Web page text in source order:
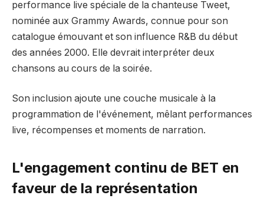
performance live spéciale de la chanteuse Tweet,
nominée aux Grammy Awards, connue pour son
catalogue émouvant et son influence R&B du début
des années 2000. Elle devrait interpréter deux
chansons au cours de la soirée.
Son inclusion ajoute une couche musicale à la
programmation de l'événement, mêlant performances
live, récompenses et moments de narration.
L'engagement continu de BET en
faveur de la représentation